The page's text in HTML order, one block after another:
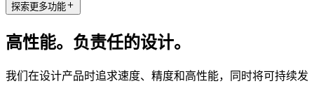
探索更多功能
高性能。负责任的设计。
我们在设计产品时追求速度、精度和高性能，同时将可持续发